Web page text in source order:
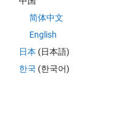
简体中文
English
日本 (日本語)
한국 (한국어)